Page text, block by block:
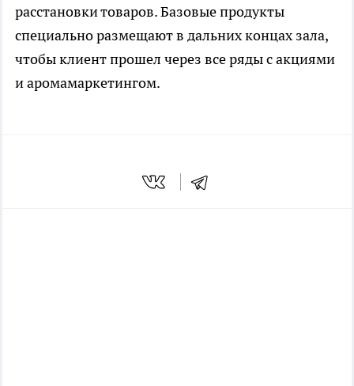
расстановки товаров. Базовые продукты
специально размещают в дальних концах зала,
чтобы клиент прошел через все ряды с акциями
и аромамаркетингом.